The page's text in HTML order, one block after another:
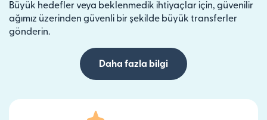
Büyük hedefler veya beklenmedik ihtiyaçlar için, güvenilir
ağımız üzerinden güvenli bir şekilde büyük transferler
gönderin.
Daha fazla bilgi